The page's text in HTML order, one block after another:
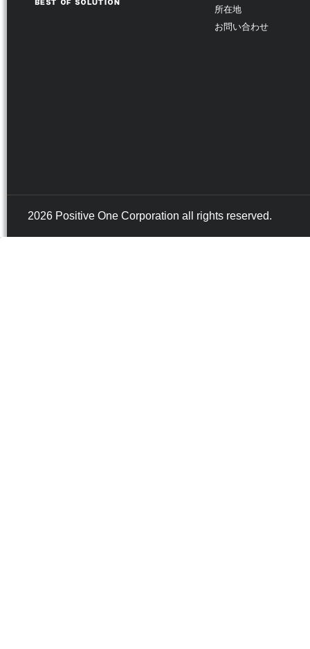
所在地
お問い合わせ
2026 Positive One Corporation all rights reserved.